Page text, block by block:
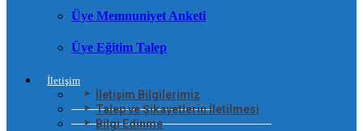
Üye Memnuniyet Anketi
Üye Eğitim Talep
İletişim
İletişim Bilgilerimiz
Talep ve Şikayetlerin İletilmesi
Bilgi Edinme